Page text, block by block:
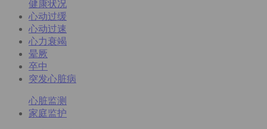
健康状况
心动过缓
心动过速
心力衰竭
晕厥
卒中
突发心脏病
心脏监测
家庭监护